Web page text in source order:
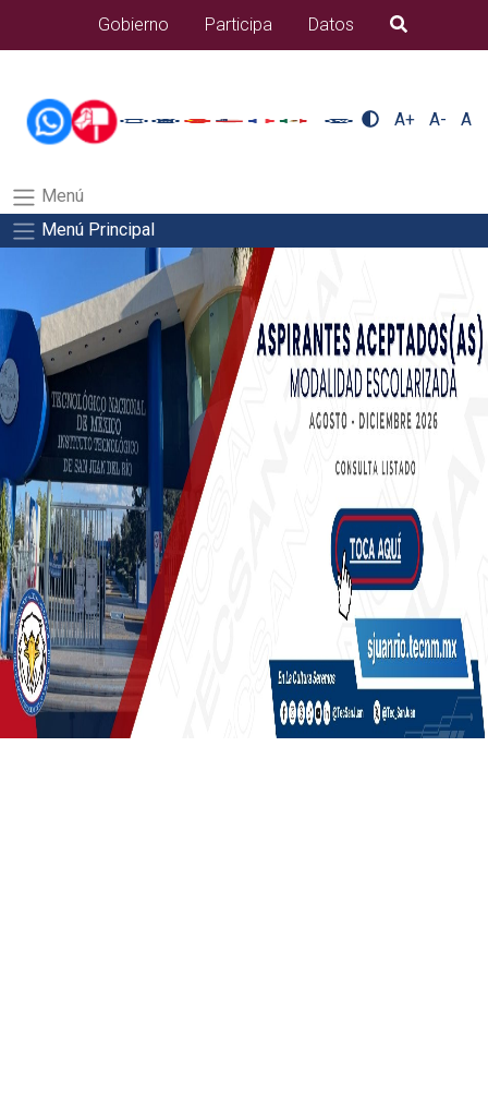
nuestra/nuestra-2Salida del comando:
Gobierno Participa Datos B�squeda
A+ A- A
Menú
Menú Principal